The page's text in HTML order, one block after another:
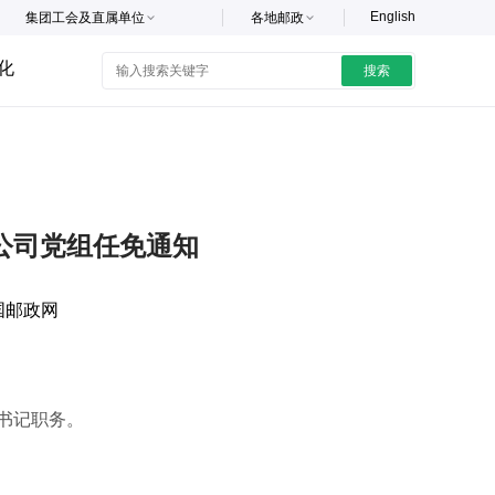
English
各地邮政
集团工会及直属单位
搜索
司党组任免通知
邮政网
职务。